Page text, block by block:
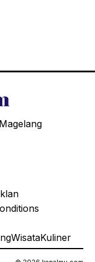
WisataKuliner